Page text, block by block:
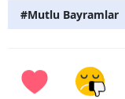
#Mutlu Bayramlar